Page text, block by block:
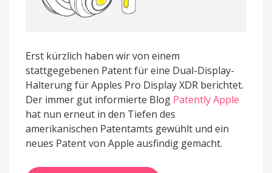
Erst kürzlich haben wir von einem
stattgegebenen Patent für eine Dual-Display-
Halterung für Apples Pro Display XDR berichtet.
Der immer gut informierte Blog Patently Apple
hat nun erneut in den Tiefen des
amerikanischen Patentamts gewühlt und ein
neues Patent von Apple ausfindig gemacht.